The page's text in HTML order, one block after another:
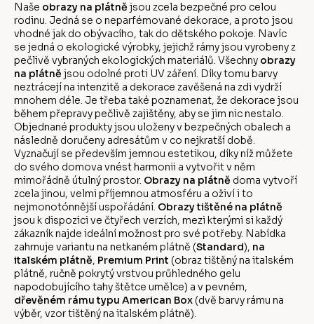
Naše obrazy na plátně jsou zcela bezpečné pro celou
rodinu. Jedná se o neparfémované dekorace, a proto jsou
vhodné jak do obývacího, tak do dětského pokoje. Navíc
se jedná o ekologické výrobky, jejichž rámy jsou vyrobeny z
pečlivě vybraných ekologických materiálů. Všechny obrazy
na plátně jsou odolné proti UV záření. Díky tomu barvy
neztrácejí na intenzitě a dekorace zavěšená na zdi vydrží
mnohem déle. Je třeba také poznamenat, že dekorace jsou
během přepravy pečlivě zajištěny, aby se jim nic nestalo.
Objednané produkty jsou uloženy v bezpečných obalech a
následně doručeny adresátům v co nejkratší době.
Vyznačují se především jemnou estetikou, díky níž můžete
do svého domova vnést harmonii a vytvořit v něm
mimořádně útulný prostor. Obrazy na plátně doma vytvoří
zcela jinou, velmi příjemnou atmosféru a oživí i to
nejmonotónnější uspořádání. Obrazy tištěné na plátně
jsou k dispozici ve čtyřech verzích, mezi kterými si každý
zákazník najde ideální možnost pro své potřeby. Nabídka
zahrnuje variantu na netkaném plátně (Standard), na
italském plátně, Premium Print (obraz tištěný na italském
plátně, ručně pokrytý vrstvou průhledného gelu
napodobujícího tahy štětce umělce) a v pevném,
dřevěném rámu typu American Box (dvě barvy rámu na
výběr, vzor tištěný na italském plátně).